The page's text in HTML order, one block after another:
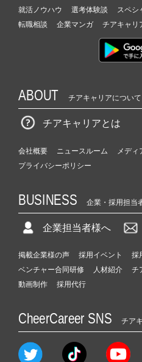
就活ノウハウ 選考体験談 スペシ
転職相談
企業マンガ チアキャリ
ABOUT チアキャリアについて
チアキャリアとは
会社概要 ニュースルーム
メディ
プライバシーポリシー
BUSINESS 企業・採用担当
企業担当者様へ
掲載企業様の声 採用イベント 採
ベンチャー合同研修
人材紹介 チ
動画制作
採用代行
CheerCareer SNS チア